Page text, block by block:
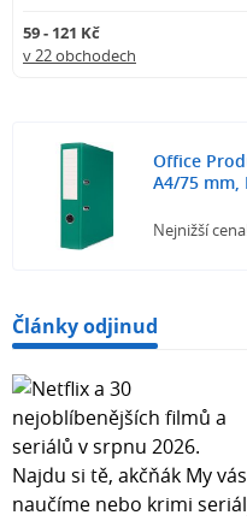
59 - 121 Kč
v 22 obchodech
Office
A4/75 mm,
Nejnižší
Články odjinud